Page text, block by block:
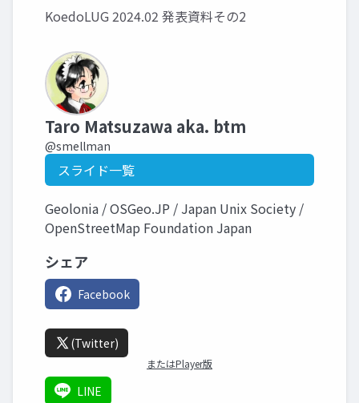
KoedoLUG 2024.02 発表資料その2
Taro Matsuzawa aka. btm
@smellman
スライド一覧
Geolonia / OSGeo.JP / Japan Unix Society /
OpenStreetMap Foundation Japan
シェア
Facebook
(Twitter)
またはPlayer版
LINE